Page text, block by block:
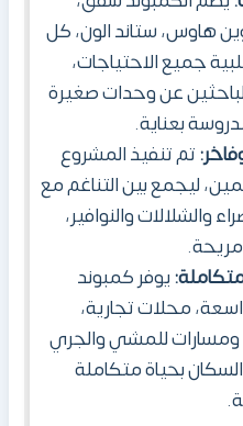
هاوس، ستاند الون، كل
جميع الاحتياجات،
الباحثين عن وحدات صغيرة
بعناية.
تم تنفيذ المشروع
ليجمع بين التناغم مع
والشلالات والنوافير،
يوفر كمبوند
محلات تجارية،
ومسارات للمشي والجري
بحياة متكاملة